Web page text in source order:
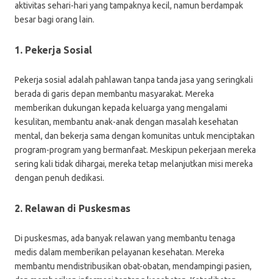
aktivitas sehari-hari yang tampaknya kecil, namun berdampak
besar bagi orang lain.
1. Pekerja Sosial
Pekerja sosial adalah pahlawan tanpa tanda jasa yang seringkali
berada di garis depan membantu masyarakat. Mereka
memberikan dukungan kepada keluarga yang mengalami
kesulitan, membantu anak-anak dengan masalah kesehatan
mental, dan bekerja sama dengan komunitas untuk menciptakan
program-program yang bermanfaat. Meskipun pekerjaan mereka
sering kali tidak dihargai, mereka tetap melanjutkan misi mereka
dengan penuh dedikasi.
2. Relawan di Puskesmas
Di puskesmas, ada banyak relawan yang membantu tenaga
medis dalam memberikan pelayanan kesehatan. Mereka
membantu mendistribusikan obat-obatan, mendampingi pasien,